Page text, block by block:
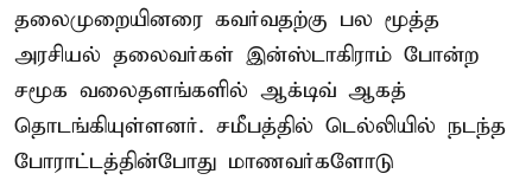
தலைமுறையினரை கவர்வதற்கு பல மூத்த
அரசியல் தலைவர்கள் இன்ஸ்டாகிராம் போன்ற
சமூக வலைதளங்களில் ஆக்டிவ் ஆகத்
தொடங்கியுள்ளனர். சமீபத்தில் டெல்லியில் நடந்த
போராட்டத்தின்போது மாணவர்களோடு